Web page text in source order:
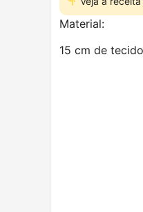
Material:
15 cm de